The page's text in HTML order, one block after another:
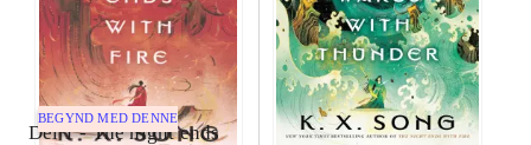
BEGYND MED DENNE
Del 1 -The night ends